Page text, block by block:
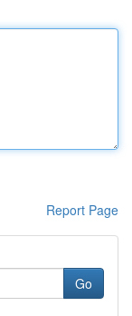
Report Page
Go